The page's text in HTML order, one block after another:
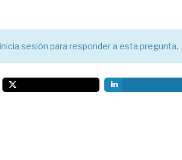
sesión para responder a esta pregunta.